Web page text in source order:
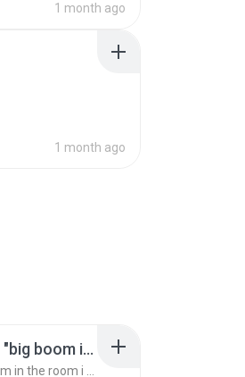
1 month ago
1 month ago
Big Boom - DJ.ILHAM (Lyrics) "big boom in the room i go kaboom"